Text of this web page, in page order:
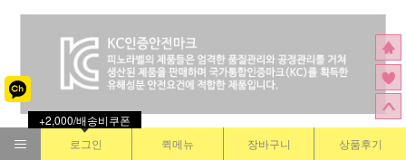
로그인 퀵메뉴 장바구니 상품후기
+2,000/배송비쿠폰